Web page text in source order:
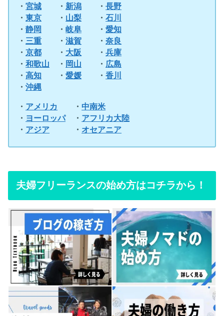
・宮城 ・ 新潟 ・長野
・東京 ・ 山梨 ・石川
・静岡 ・岐阜 ・愛知
・ 三重 ・滋賀 ・奈良
・京都 ・ 大阪 ・兵庫
・和歌山 ・ 岡山 ・ 広島
・高知 ・愛媛 ・香川
・沖縄
・ アメリカ ・ 中南米
・ ヨーロッパ・ アフリカ大陸
・ アジア ・ オセアニア
夫婦フリーランスの始め方はコチラから！